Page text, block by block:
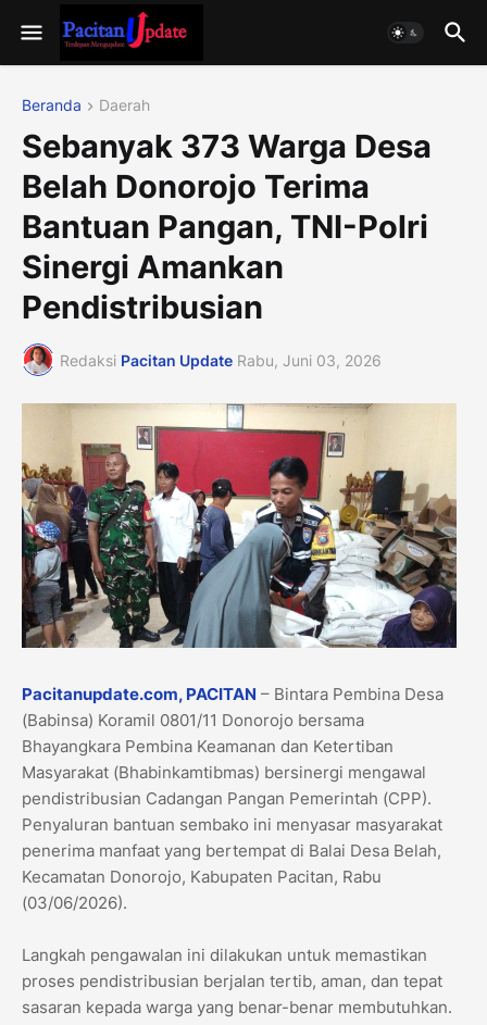
Beranda Daerah
Sebanyak 373 Warga Desa
Belah Donorojo Terima
Bantuan Pangan, TNI-Polri
Sinergi Amankan
Pendistribusian
Redaksi Pacitan Update Rabu, Juni 03, 2026
Pacitanupdate.com, PACITAN – Bintara Pembina Desa
(Babinsa) Koramil 0801/11 Donorojo bersama
Bhayangkara Pembina Keamanan dan Ketertiban
Masyarakat (Bhabinkamtibmas) bersinergi mengawal
pendistribusian Cadangan Pangan Pemerintah (CPP).
Penyaluran bantuan sembako ini menyasar masyarakat
penerima manfaat yang bertempat di Balai Desa Belah,
Kecamatan Donorojo, Kabupaten Pacitan, Rabu
(03/06/2026).
​Langkah pengawalan ini dilakukan untuk memastikan
proses pendistribusian berjalan tertib, aman, dan tepat
sasaran kepada warga yang benar-benar membutuhkan.